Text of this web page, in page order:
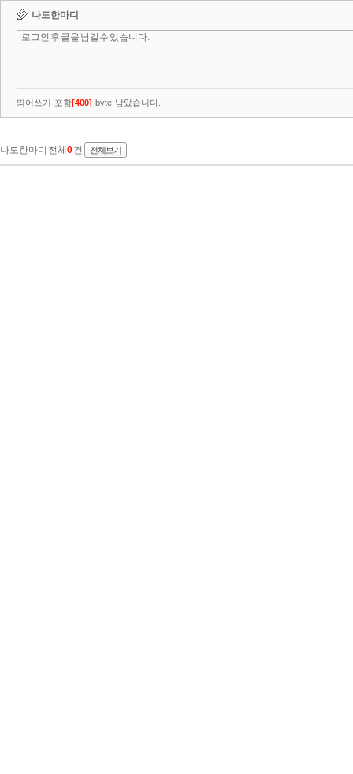
나도한마디
띄어쓰기 포함[400] byte 남았습니다.
나도한마디 전체 0건 전체보기